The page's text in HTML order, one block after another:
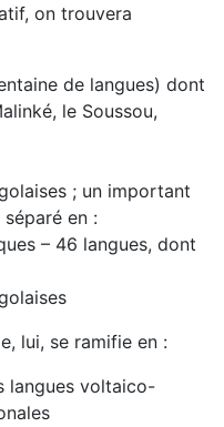
on trouvera
de langues) dont
le Soussou,
; un important
en :
– 46 langues, dont
lui, se ramifie en :
langues voltaico-